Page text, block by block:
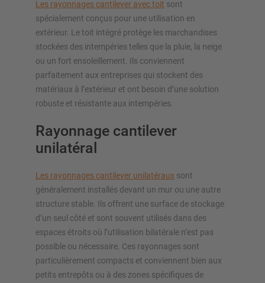
Les rayonnages cantilever avec toit sont
spécialement conçus pour une utilisation en
extérieur. Le toit intégré protège les marchandises
stockées des intempéries telles que la pluie, la neige
ou un fort ensoleillement. Ils conviennent
parfaitement aux entreprises qui stockent des
matériaux à l’extérieur et ont besoin d’une solution
robuste et résistante aux intempéries.
Rayonnage cantilever
unilatéral
Les rayonnages cantilever unilatéraux sont
généralement installés devant un mur ou une autre
structure stable. Ils offrent une surface de stockage
d’un seul côté et sont souvent utilisés dans des
espaces étroits où l’utilisation bilatérale n’est pas
possible ou nécessaire. Ces rayonnages sont
particulièrement compacts et conviennent bien aux
petits entrepôts ou à des zones spécifiques de